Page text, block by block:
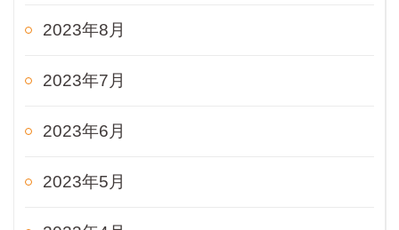
2023年8月
2023年7月
2023年6月
2023年5月